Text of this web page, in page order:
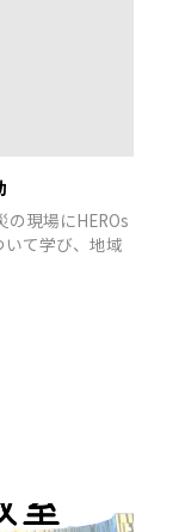
現場にHEROs
て学び、地域